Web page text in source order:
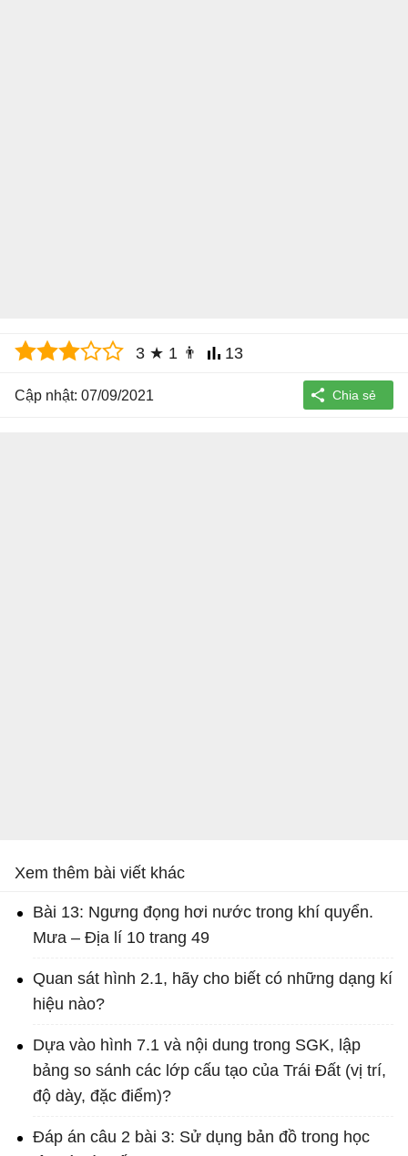
3 ★ 1 👨 13
Cập nhật: 07/09/2021
Xem thêm bài viết khác
Bài 13: Ngưng đọng hơi nước trong khí quyển.
Mưa – Địa lí 10 trang 49
Quan sát hình 2.1, hãy cho biết có những dạng kí
hiệu nào?
Dựa vào hình 7.1 và nội dung trong SGK, lập
bảng so sánh các lớp cấu tạo của Trái Đất (vị trí,
độ dày, đặc điểm)?
Đáp án câu 2 bài 3: Sử dụng bản đồ trong học